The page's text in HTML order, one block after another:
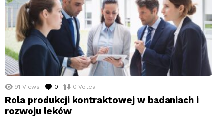
91 Views 0 komentarzy
0 Votes
Rola produkcji kontraktowej w badaniach i
rozwoju leków